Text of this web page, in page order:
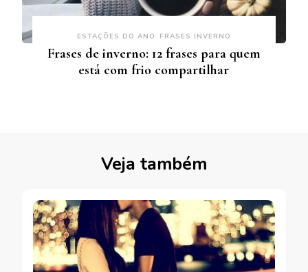
ESTAÇÕES DO ANO FRASES INVERNO
Frases de inverno: 12 frases para quem
está com frio compartilhar
Veja também